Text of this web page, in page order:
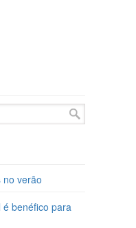
no verão
benéfico para